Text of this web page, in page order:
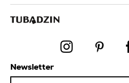
терас зелена
оздоблювальні
плитка для ванної
Newsletter